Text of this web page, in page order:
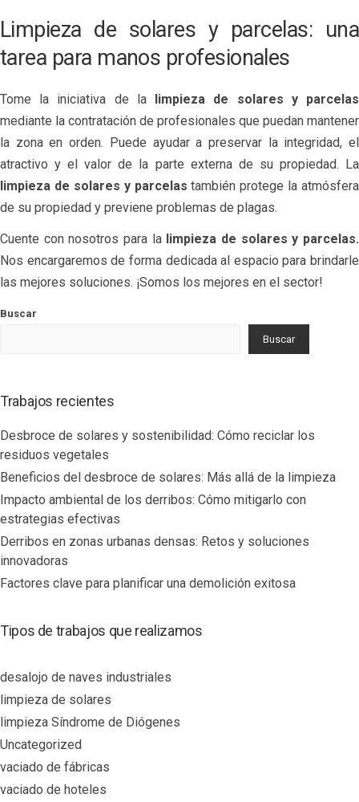
Limpieza de solares y parcelas: una
tarea para manos profesionales
Tome la iniciativa de la limpieza de solares y parcelas
mediante la contratación de profesionales que puedan mantener
la zona en orden. Puede ayudar a preservar la integridad, el
atractivo y el valor de la parte externa de su propiedad. La
limpieza de solares y parcelas también protege la atmósfera
de su propiedad y previene problemas de plagas.
Cuente con nosotros para la limpieza de solares y parcelas.
Nos encargaremos de forma dedicada al espacio para brindarle
las mejores soluciones. ¡Somos los mejores en el sector!
Buscar
Buscar
Trabajos recientes
Desbroce de solares y sostenibilidad: Cómo reciclar los
residuos vegetales
Beneficios del desbroce de solares: Más allá de la limpieza
Impacto ambiental de los derribos: Cómo mitigarlo con
estrategias efectivas
Derribos en zonas urbanas densas: Retos y soluciones
innovadoras
Factores clave para planificar una demolición exitosa
Tipos de trabajos que realizamos
desalojo de naves industriales
limpieza de solares
limpieza Síndrome de Diógenes
Uncategorized
vaciado de fábricas
vaciado de hoteles